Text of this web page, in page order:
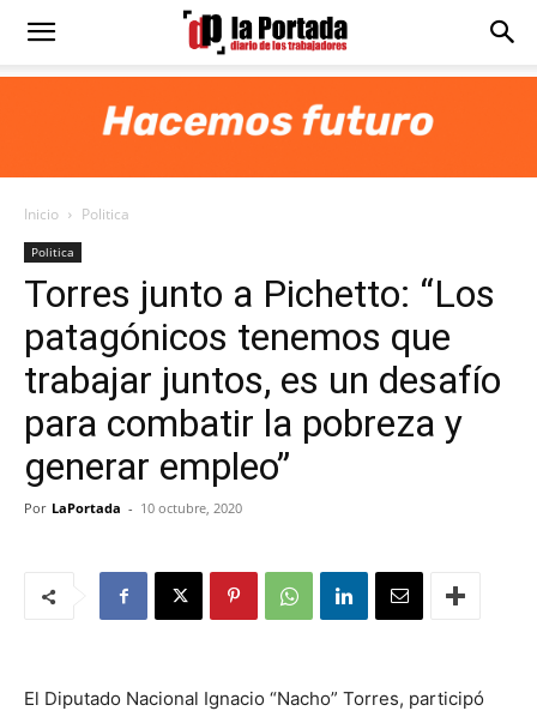
Diario
Portada
Inicio Politica
Politica
Torres junto a Pichetto: “Los
patagónicos tenemos que
trabajar juntos, es un desafío
para combatir la pobreza y
generar empleo”
Por LaPortada - 10 octubre, 2020
El Diputado Nacional Ignacio “Nacho” Torres, participó